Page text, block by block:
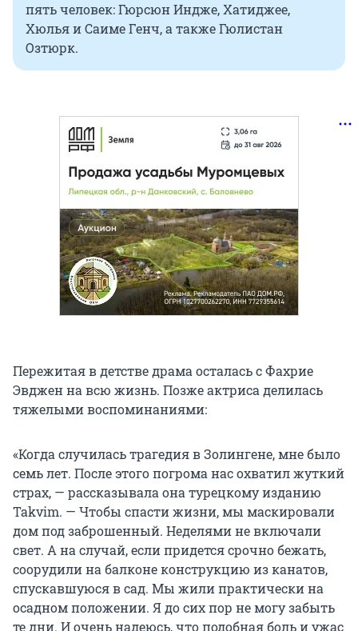
пять человек: Гюрсюн Индже, Хатиджее,
Хюлья и Саиме Генч, а также Гюлистан
Озтюрк.
Пережитая в детстве драма осталась с Фахрие
Эвджен на всю жизнь. Позже актриса делилась
тяжелыми воспоминаниями:
«Когда случилась трагедия в Золингене, мне было
семь лет. После этого погрома нас охватил жуткий
страх, — рассказывала она турецкому изданию
Takvim. — Чтобы спасти жизни, мы маскировали
дом под заброшенный. Неделями не включали
свет. А на случай, если придется срочно бежать,
соорудили на балконе конструкцию из канатов,
спускавшуюся в сад. Мы жили практически на
осадном положении. Я до сих пор не могу забыть
те дни. И очень надеюсь, что подобная боль и ужас